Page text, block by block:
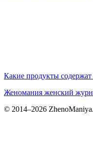
Какие продукты
Женомания женский
© 2014–2026